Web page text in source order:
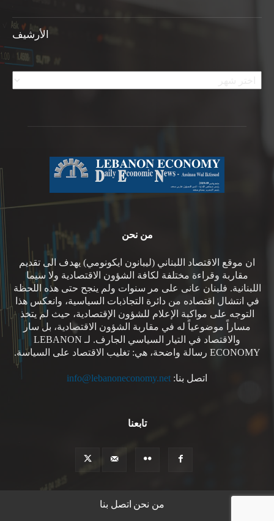
الأرشيف
الأرشيف
من نحن
ان موقع الاقتصاد اللبناني (ليبانون ايكونومي) يهدف الى تقديم
مقاربة وقراءة مختلفة لكافة الشؤون الاقتصادية ولا سيما
اللبنانية. فلبنان عانى على مر سنوات ولم ينجح حتى هذه اللحظة
في انتشال اقتصاده من دائرة التجاذبات السياسية، وانعكس هذا
التوجه على مواكبة الإعلام للشؤون الإقتصادية، حيث لم يتخذ
مساراً موضوعياً له في مقاربة الشؤون الاقتصادية، بل سار
والاقتصاد في التيار السياسي الجارف. لـ LEBANON
ECONOMY رسالة واضحة، هي: تغليب الاقتصاد على السياسة.
اتصل بنا: info@lebanoneconomy.net
تابعنا
من نحن اتصل بنا